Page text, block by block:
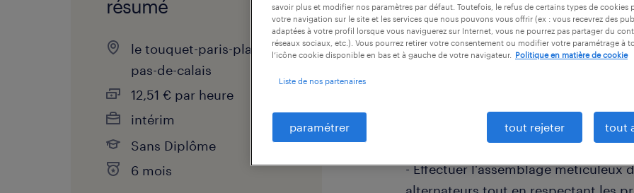
résumé
le touquet-paris-plage,
pas-de-calais
12,51 € par heure
intérim
Sans Diplôme
6 mois
Prêt(e) à transformer la matière
tant qu'Agent de fabrication (F/H) ?
Rejoignez un leader de l'industrie
activement à la production de
environnement dynamique et
- Effectuer l'assemblage méticuleux
savoir plus et modifier nos paramètres par défaut. Toutefois, le refus de certains types de cookies
votre navigation sur le site et les services que nous pouvons vous offrir (ex : vous recevrez des
adaptées à votre profil lorsque vous naviguerez sur Internet, vous ne pourrez pas partager du
réseaux sociaux, etc.). Vous pourrez retirer votre consentement ou modifier votre paramétrage à
l’icône cookie disponible en bas et à gauche de votre navigateur.
Politique en matière de cookie
Liste de nos partenaires
paramétrer tout rejeter tout